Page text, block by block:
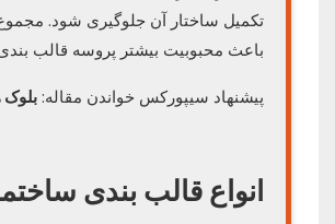
تکمیل ساختار آن جلوگیری شود.
باعث محبوبیت بیشتر پروسه قالب
پیشنهاد سیپورکس خواندن مقاله:
انواع قالب بندی